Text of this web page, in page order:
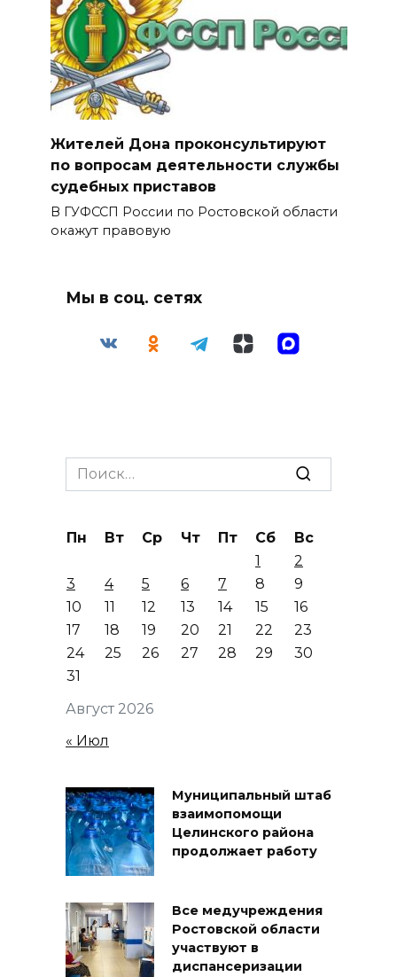
Жителей Дона проконсультируют
по вопросам деятельности службы
судебных приставов
В ГУФССП России по Ростовской области
окажут правовую
Мы в соц. сетях
Search
for:
Август 2026
Пн Вт Ср Чт Пт Сб
Вс
1
2
3
4 5 6 7 8
9
10
11 12 13 14 15
16
17
18 19 20 21 22
23
24
25 26 27 28 29
30
31
« Июл
Муниципальный штаб
взаимопомощи
Целинского района
продолжает работу
Все медучреждения
Ростовской области
участвуют в
диспансеризации